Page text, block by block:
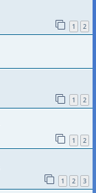
1 2
1 2
1 2
1 2 3